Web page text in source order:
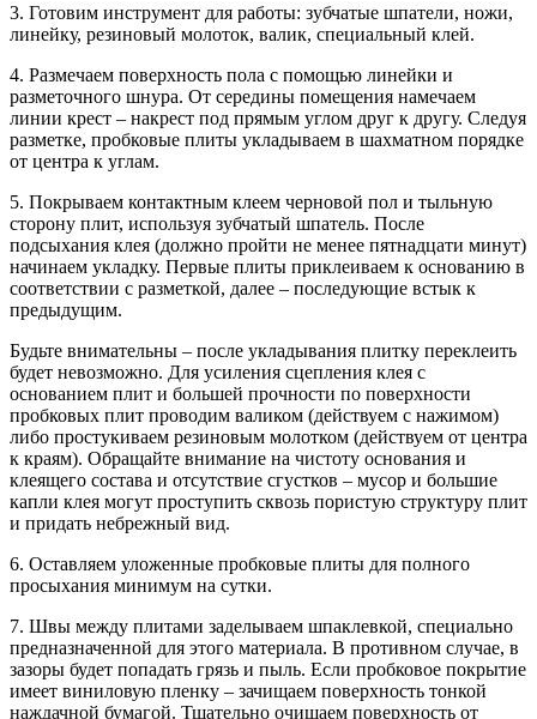
3. Готовим инструмент для работы: зубчатые шпатели, ножи,
линейку, резиновый молоток, валик, специальный клей.
4. Размечаем поверхность пола с помощью линейки и
разметочного шнура. От середины помещения намечаем
линии крест – накрест под прямым углом друг к другу. Следуя
разметке, пробковые плиты укладываем в шахматном порядке
от центра к углам.
5. Покрываем контактным клеем черновой пол и тыльную
сторону плит, используя зубчатый шпатель. После
подсыхания клея (должно пройти не менее пятнадцати минут)
начинаем укладку. Первые плиты приклеиваем к основанию в
соответствии с разметкой, далее – последующие встык к
предыдущим.
Будьте внимательны – после укладывания плитку переклеить
будет невозможно. Для усиления сцепления клея с
основанием плит и большей прочности по поверхности
пробковых плит проводим валиком (действуем с нажимом)
либо простукиваем резиновым молотком (действуем от центра
к краям). Обращайте внимание на чистоту основания и
клеящего состава и отсутствие сгустков – мусор и большие
капли клея могут проступить сквозь пористую структуру плит
и придать небрежный вид.
6. Оставляем уложенные пробковые плиты для полного
просыхания минимум на сутки.
7. Швы между плитами заделываем шпаклевкой, специально
предназначенной для этого материала. В противном случае, в
зазоры будет попадать грязь и пыль. Если пробковое покрытие
имеет виниловую пленку – зачищаем поверхность тонкой
наждачной бумагой. Тщательно очищаем поверхность от